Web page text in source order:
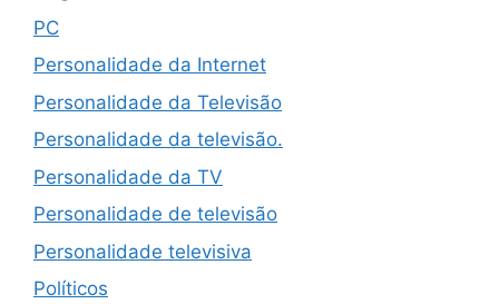
PC
Personalidade da Internet
Personalidade da Televisão
Personalidade da televisão.
Personalidade da TV
Personalidade de televisão
Personalidade televisiva
Políticos